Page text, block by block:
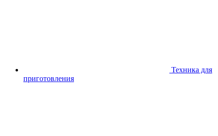
Техника для
приготовления